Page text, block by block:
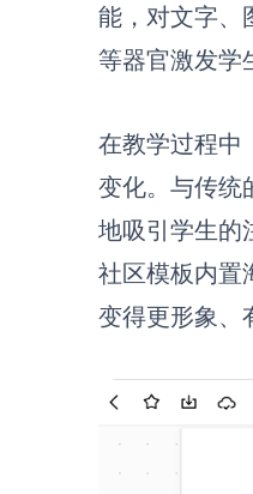
能，对文字、
等器官激发学
在教学过程中
变化。与传统
地吸引学生的
社区模板内置
变得更形象、